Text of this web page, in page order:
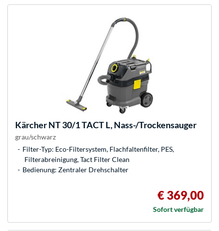
KärcherNT 30/1 TACT L, Nass-/Trockensauger
grau/schwarz
Filter-Typ: Eco-Filtersystem, Flachfaltenfilter, PES,
Filterabreinigung, Tact Filter Clean
Bedienung: Zentraler Drehschalter
€ 369,00
Sofort verfügbar